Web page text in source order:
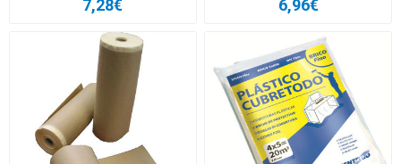
7,28€ 6,96€